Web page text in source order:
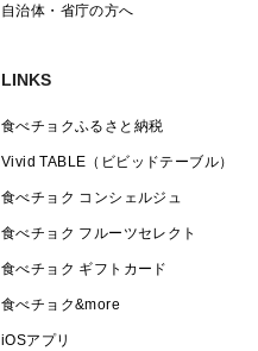
自治体・省庁の方へ
LINKS
食べチョクふるさと納税
Vivid TABLE（ビビッドテーブル）
食べチョク コンシェルジュ
食べチョク フルーツセレクト
食べチョク ギフトカード
食べチョク&more
iOSアプリ